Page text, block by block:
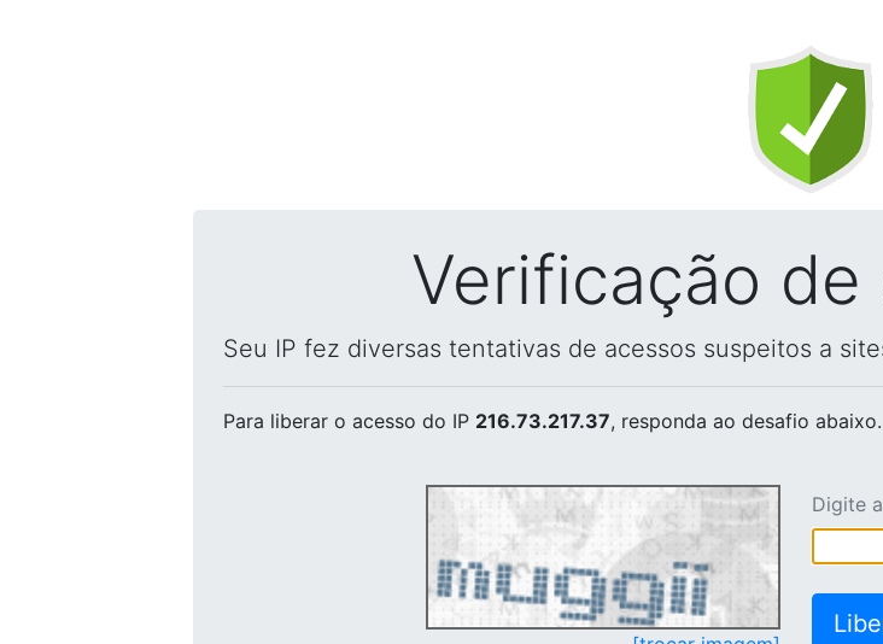
Verificação de
Seu IP fez diversas tentativas de acessos suspeitos a
Para liberar o acesso do IP 216.73.217.37, responda ao desafio abaixo.
Digite